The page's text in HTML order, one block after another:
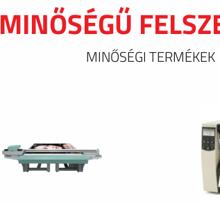
MINŐSÉGŰ
MINŐSÉGI TERMÉKEK